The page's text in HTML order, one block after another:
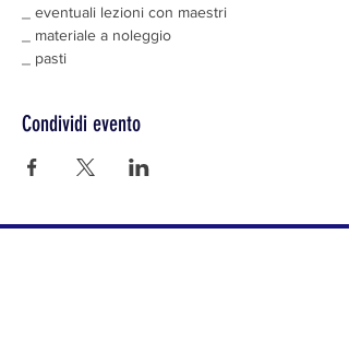
_ eventuali lezioni con maestri
_ materiale a noleggio
_ pasti
Condividi evento